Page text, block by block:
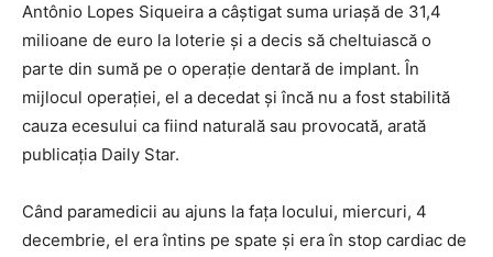
Antônio Lopes Siqueira a câștigat suma uriașă de 31,4
milioane de euro la loterie și a decis să cheltuiască o
parte din sumă pe o operație dentară de implant. În
mijlocul operației, el a decedat și încă nu a fost stabilită
cauza ecesului ca fiind naturală sau provocată, arată
publicația Daily Star.
Când paramedicii au ajuns la fața locului, miercuri, 4
decembrie, el era întins pe spate și era în stop cardiac de